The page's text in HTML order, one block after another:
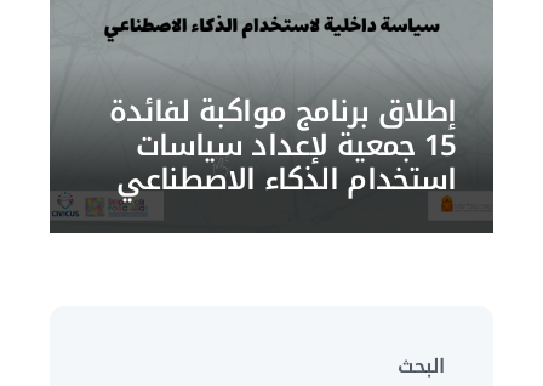
إطلاق برنامج مواكبة لفائدة
15 جمعية لإعداد سياسات
استخدام الذكاء الاصطناعي
البحث